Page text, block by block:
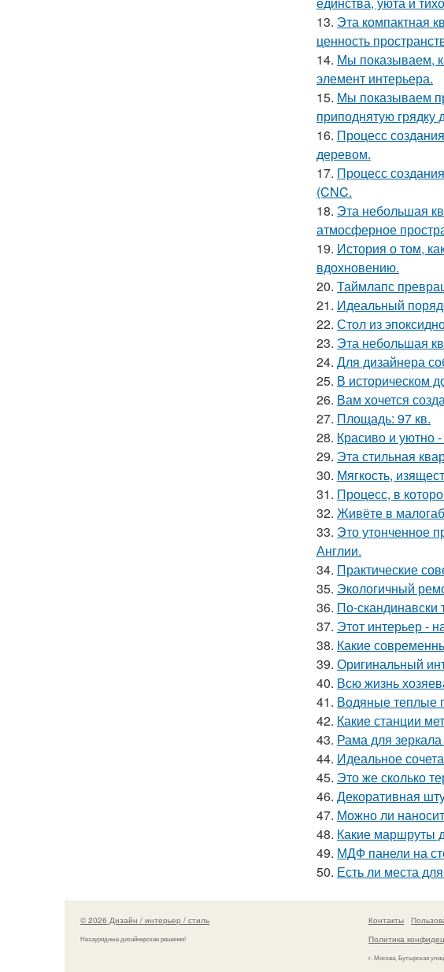
13. Эта компактная
ценность
14. Мы показываем,
элемент интерьера.
15. Мы показываем
приподнятую грядку
16. Процесс
деревом.
17. Процесс
(CNC.
18. Эта небольшая
атмосферное
19. История о том,
вдохновению.
20. Таймлапс
21. Идеальный
22. Стол из
23. Эта небольшая
24. Для дизайнера
25. В историческом
26. Вам хочется
27. Площадь: 97 кв.
28. Красиво и уютно
29. Эта стильная
30. Мягкость,
31. Процесс, в
32. Живёте в
33. Это утонченное
Англии.
34. Практические
35. Экологичный
36. По-скандинавски
37. Этот интерьер -
38. Какие
39. Оригинальный
40. Всю жизнь
41. Водяные теплые
42. Какие станции
43. Рама для
44. Идеальное
45. Это же сколько
46. Декоративная
47. Можно ли
48. Какие маршруты
49. МДФ панели на
50. Есть ли места
© 2026 Дизайн / интерьер / стиль
Незаурядные дизайнерские решения!
Контакты
Политика
г. Москва, Бутырская